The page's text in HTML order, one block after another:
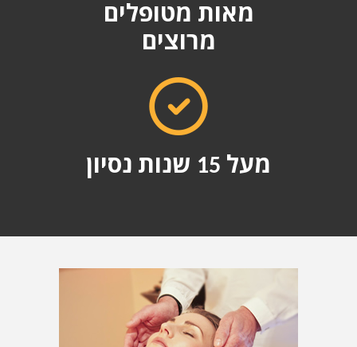
מאות מטופלים
מרוצים
מעל 15 שנות נסיון